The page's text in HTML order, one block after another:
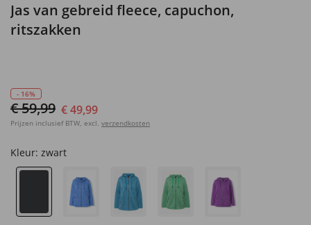
Jas van gebreid fleece, capuchon,
ritszakken
- 16%
€ 59,99 € 49,99
Prijzen inclusief BTW, excl. verzendkosten
Kleur: zwart